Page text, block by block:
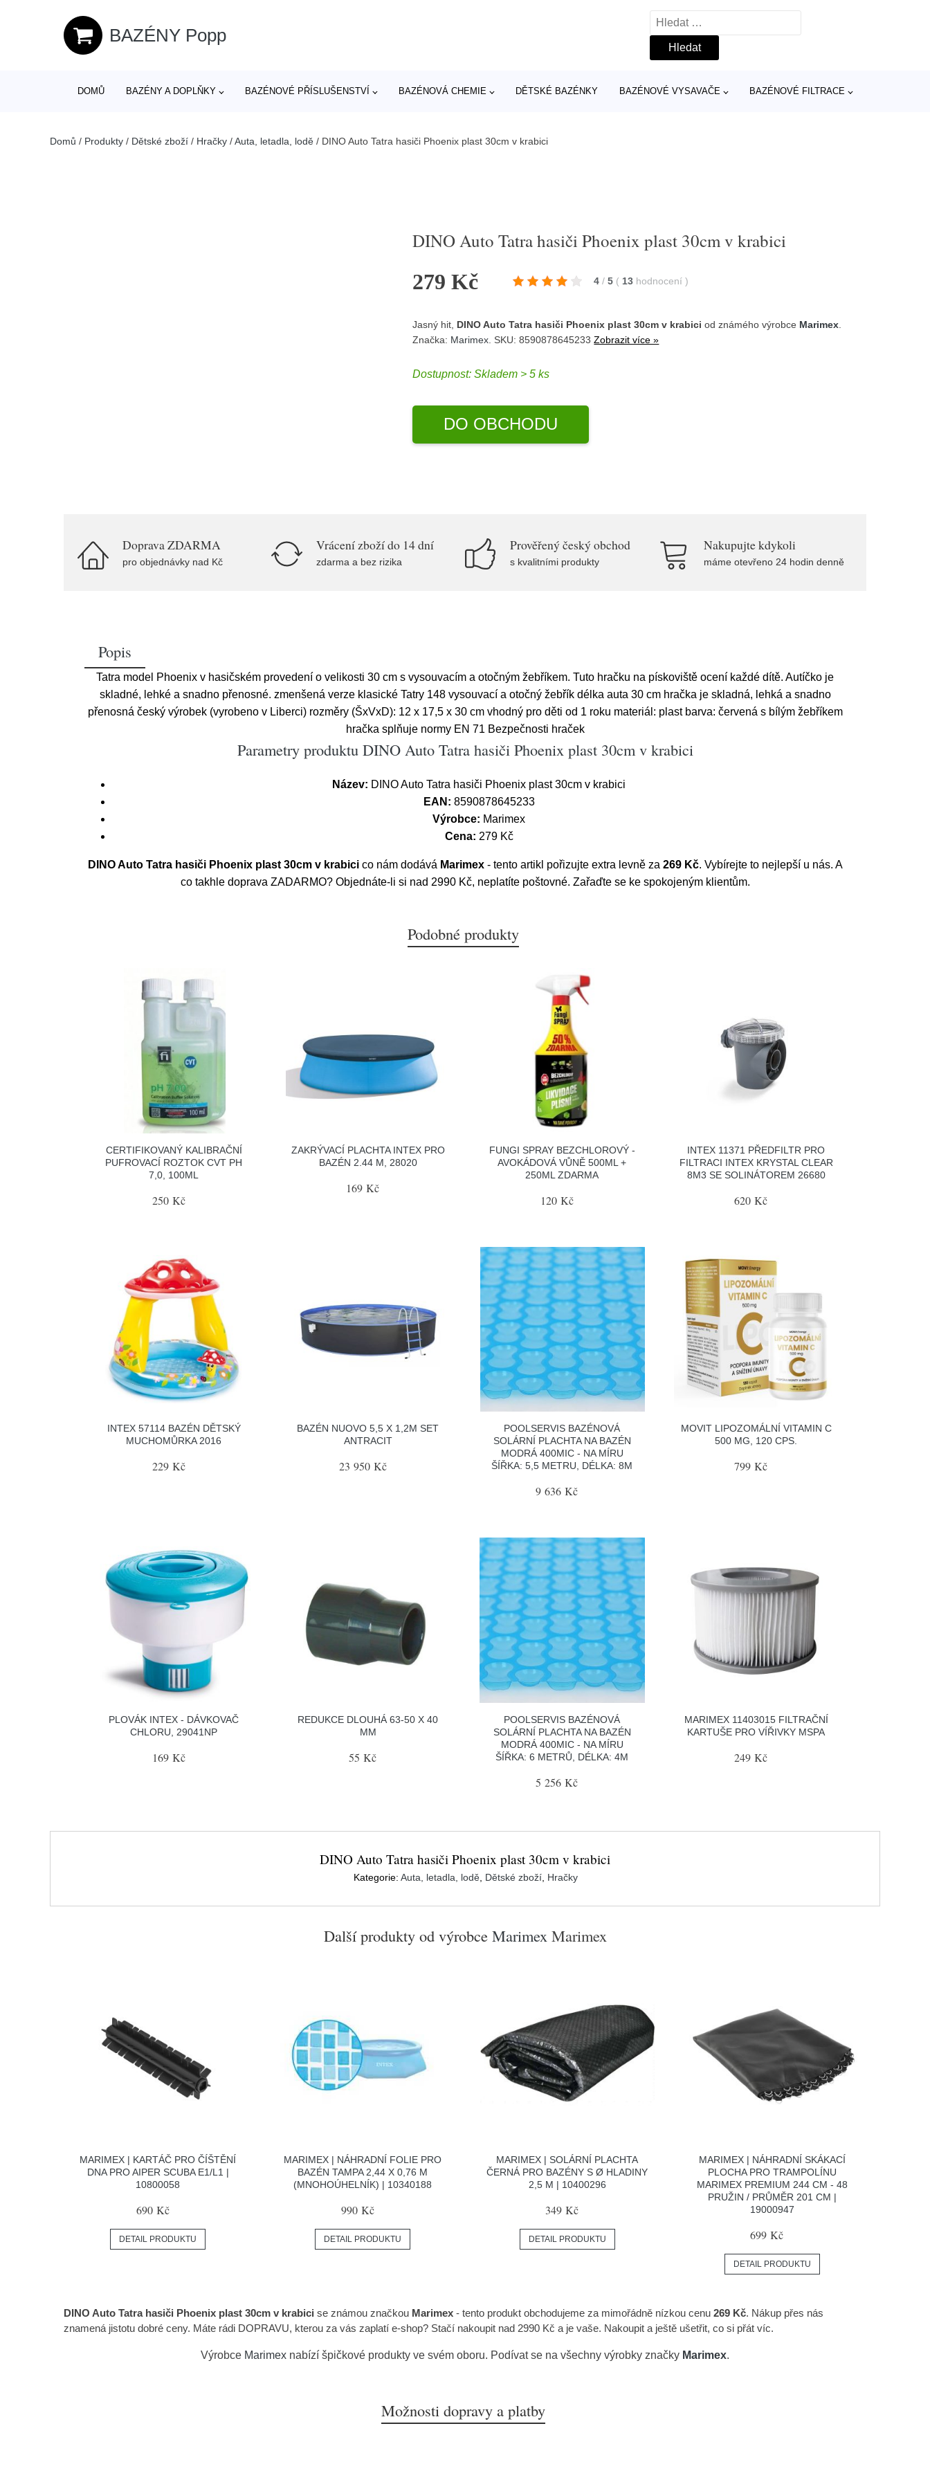
BAZÉNY Popp
Vyhledávání
DOMŮ BAZÉNY A DOPLŇKY BAZÉNOVÉ PŘÍSLUŠENSTVÍ BAZÉNOVÁ CHEMIE DĚTSKÉ BAZÉNKY BAZÉNOVÉ VYSAVAČE BAZÉNOVÉ FILTRACE
Domů / Produkty / Dětské zboží / Hračky /Auta, letadla, lodě / DINO Auto Tatra hasiči Phoenix plast 30cm v krabici
DINO Auto Tatra hasiči Phoenix plast 30cm v krabici
279 Kč 4 / 5 ( 13 hodnocení)
Jasný hit, DINO Auto Tatra hasiči Phoenix plast 30cm v krabici od známého výrobce Marimex
Značka: Marimex . SKU: 8590878645233Zobrazit více »
Dostupnost:Skladem > 5 ks
DO OBCHODU
Doprava ZDARMA
pro objednávky nad Kč
Vrácení zboží do 14 dní
zdarma a bez rizika
Prověřený český obchod
s kvalitními produkty
Nakupujte kdykoli
máme otevřeno 24 hodin denně
Popis
Tatra model Phoenix v hasičském provedení o velikosti 30 cm s vysouvacím a otočným žebříkem. Tuto hračku na pískoviště ocení každé dítě. Autíčko je
skladné, lehké a snadno přenosné. zmenšená verze klasické Tatry 148 vysouvací a otočný žebřík délka auta 30 cm hračka je skladná, lehká a snadno
přenosná český výrobek (vyrobeno v Liberci) rozměry (ŠxVxD): 12 x 17,5 x 30 cm vhodný pro děti od 1 roku materiál: plast barva: červená s bílým žebříkem
hračka splňuje normy EN 71 Bezpečnosti hraček
Parametry produktu DINO Auto Tatra hasiči Phoenix plast 30cm v krabici
Název: DINO Auto Tatra hasiči Phoenix plast 30cm v krabici
EAN: 8590878645233
Výrobce: Marimex
Cena: 279 Kč
DINO Auto Tatra hasiči Phoenix plast 30cm v krabicico nám dodává Marimex- tento artikl pořizujte extra levně za 269 Kč. Vybírejte to nejlepší u nás. A
co takhle doprava ZADARMO? Objednáte-li si nad 2990 Kč, neplatíte poštovné. Zařaďte se ke spokojeným klientům.
Podobné produkty
CERTIFIKOVANÝ KALIBRAČNÍ
PUFROVACÍ ROZTOK CVT PH
7,0, 100ML
250 Kč
ZAKRÝVACÍ PLACHTA INTEX PRO
BAZÉN 2.44 M, 28020
169 Kč
FUNGI SPRAY BEZCHLOROVÝ -
AVOKÁDOVÁ VŮNĚ 500ML +
250ML ZDARMA
120 Kč
INTEX 11371 PŘEDFILTR PRO
FILTRACI INTEX KRYSTAL CLEAR
8M3 SE SOLINÁTOREM 26680
620 Kč
INTEX 57114 BAZÉN DĚTSKÝ
MUCHOMŮRKA 2016
229 Kč
BAZÉN NUOVO 5,5 X 1,2M SET
ANTRACIT
23 950 Kč
POOLSERVIS BAZÉNOVÁ
SOLÁRNÍ PLACHTA NA BAZÉN
MODRÁ 400MIC - NA MÍRU
ŠÍŘKA: 5,5 METRU, DÉLKA: 8M
9 636 Kč
MOVIT LIPOZOMÁLNÍ VITAMIN C
500 MG, 120 CPS.
799 Kč
PLOVÁK INTEX - DÁVKOVAČ
CHLORU, 29041NP
169 Kč
REDUKCE DLOUHÁ 63-50 X 40
MM
55 Kč
POOLSERVIS BAZÉNOVÁ
SOLÁRNÍ PLACHTA NA BAZÉN
MODRÁ 400MIC - NA MÍRU
ŠÍŘKA: 6 METRŮ, DÉLKA: 4M
5 256 Kč
MARIMEX 11403015 FILTRAČNÍ
KARTUŠE PRO VÍŘIVKY MSPA
249 Kč
DINO Auto Tatra hasiči Phoenix plast 30cm v krabici
Kategorie: Auta, letadla, lodě Dětské zboží Hračky
Další produkty od výrobce Marimex Marimex
MARIMEX | KARTÁČ PRO ČÍŠTĚNÍ
DNA PRO AIPER SCUBA E1/L1 |
10800058
690 Kč
DETAIL PRODUKTU
MARIMEX | NÁHRADNÍ FOLIE PRO
BAZÉN TAMPA 2,44 X 0,76 M
(MNOHOÚHELNÍK) | 10340188
990 Kč
DETAIL PRODUKTU
MARIMEX | SOLÁRNÍ PLACHTA
ČERNÁ PRO BAZÉNY S Ø HLADINY
2,5 M | 10400296
349 Kč
DETAIL PRODUKTU
MARIMEX | NÁHRADNÍ SKÁKACÍ
PLOCHA PRO TRAMPOLÍNU
MARIMEX PREMIUM 244 CM - 48
PRUŽIN / PRŮMĚR 201 CM |
19000947
699 Kč
DETAIL PRODUKTU
DINO Auto Tatra hasiči Phoenix plast 30cm v krabici se známou značkou Marimex - tento produkt obchodujeme za mimořádně nízkou cenu 269 Kč. Nákup přes nás
znamená jistotu dobré ceny. Máte rádi DOPRAVU, kterou za vás zaplatí e-shop? Stačí nakoupit nad 2990 Kč a je vaše. Nakoupit a ještě ušetřit, co si přát víc.
Výrobce Marimex nabízí špičkové produkty ve svém oboru. Podívat se na všechny výrobky značky Marimex.
Možnosti dopravy a platby